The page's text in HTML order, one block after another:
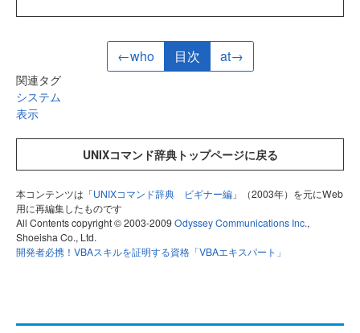
←who 目次 at→
関連タグ
システム
表示
UNIXコマンド辞典トップページに戻る
本コンテンツは「UNIXコマンド辞典 ビギナー編 」（2003年）を元にWeb
用に再編集したものです
All Contents copyright © 2003-2009Odyssey Communications Inc.,
Shoeisha Co., Ltd.
開発者必携！VBAスキルを証明する資格「VBAエキスパート」